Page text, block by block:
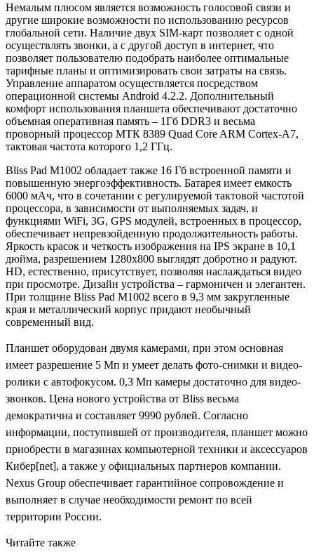
Немалым плюсом является возможность голосовой связи и
другие широкие возможности по использованию ресурсов
глобальной сети. Наличие двух SIM-карт позволяет с одной
осуществлять звонки, а с другой доступ в интернет, что
позволяет пользователю подобрать наиболее оптимальные
тарифные планы и оптимизировать свои затраты на связь.
Управление аппаратом осуществляется посредством
операционной системы Android 4.2.2. Дополнительный
комфорт использования планшета обеспечивают достаточно
объемная оперативная память – 1Гб DDR3 и весьма
проворный процессор MTК 8389 Quad Core ARM Cortex-A7,
тактовая частота которого 1,2 ГГц.
Bliss Pad M1002 обладает также 16 Гб встроенной памяти и
повышенную энергоэффективность. Батарея имеет емкость
6000 мАч, что в сочетании с регулируемой тактовой частотой
процессора, в зависимости от выполняемых задач, и
функциями WiFi, 3G, GPS модулей, встроенных в процессор,
обеспечивает непревзойденную продолжительность работы.
Яркость красок и четкость изображения на IPS экране в 10,1
дюйма, разрешением 1280х800 выглядят добротно и радуют.
HD, естественно, присутствует, позволяя наслаждаться видео
при просмотре. Дизайн устройства – гармоничен и элегантен.
При толщине Bliss Pad M1002 всего в 9,3 мм закругленные
края и металлический корпус придают необычный
современный вид.
Планшет оборудован двумя камерами, при этом основная
имеет разрешение 5 Мп и умеет делать фото-снимки и видео-
ролики с автофокусом. 0,3 Мп камеры достаточно для видео-
звонков. Цена нового устройства от Bliss весьма
демократична и составляет 9990 рублей. Согласно
информации, поступившей от производителя, планшет можно
приобрести в магазинах компьютерной техники и аксессуаров
Кибер[net], а также у официальных партнеров компании.
Nexus Group обеспечивает гарантийное сопровождение и
выполняет в случае необходимости ремонт по всей
территории России.
Читайте также